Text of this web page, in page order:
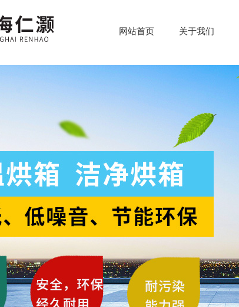
网站首页 关于我们